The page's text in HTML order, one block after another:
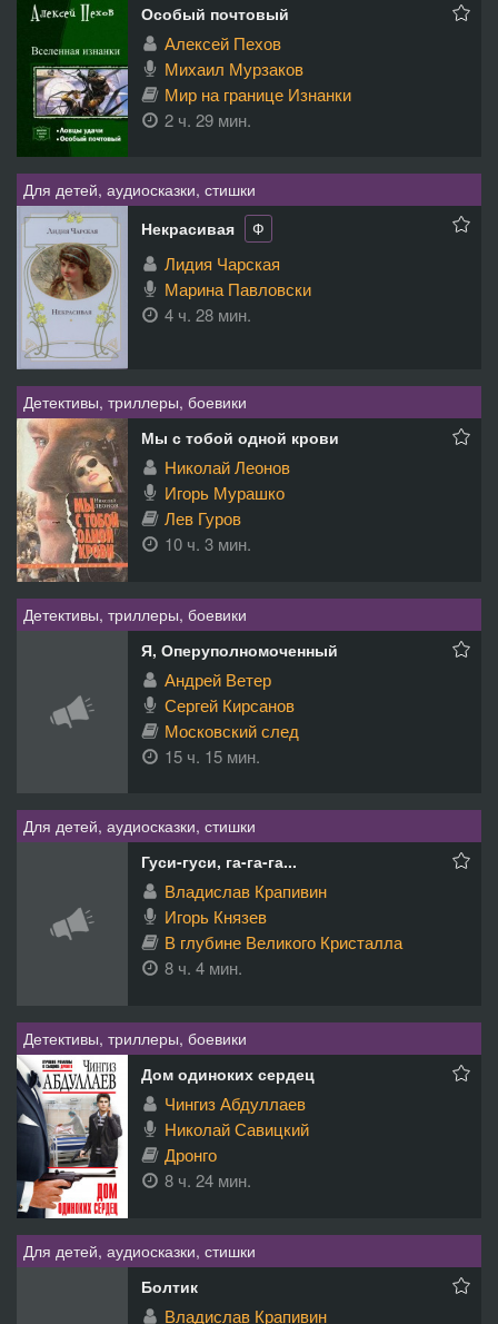
Особый почтовый
Алексей Пехов
Михаил Мурзаков
Мир на границе Изнанки
2 ч. 29 мин.
Для детей, аудиосказки, стишки
Некрасивая
Ф
Лидия Чарская
Марина Павловски
4 ч. 28 мин.
Детективы, триллеры, боевики
Мы с тобой одной крови
Николай Леонов
Игорь Мурашко
Лев Гуров
10 ч. 3 мин.
Детективы, триллеры, боевики
Я, Оперуполномоченный
Андрей Ветер
Сергей Кирсанов
Московский след
15 ч. 15 мин.
Для детей, аудиосказки, стишки
Гуси-гуси, га-га-га...
Владислав Крапивин
Игорь Князев
В глубине Великого Кристалла
8 ч. 4 мин.
Детективы, триллеры, боевики
Дом одиноких сердец
Чингиз Абдуллаев
Николай Савицкий
Дронго
8 ч. 24 мин.
Для детей, аудиосказки, стишки
Болтик
Владислав Крапивин